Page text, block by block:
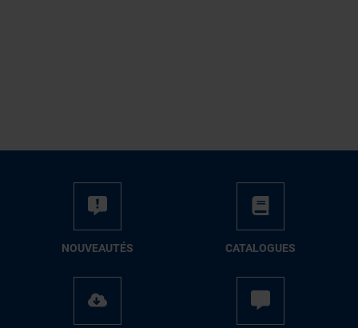
NOUVEAUTÉS CATALOGUES